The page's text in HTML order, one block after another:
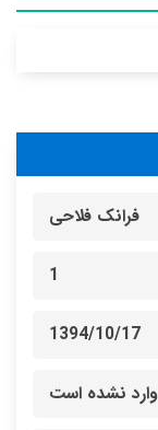
فرانک فلاحی
1
1394/10/17
وارد نشده است